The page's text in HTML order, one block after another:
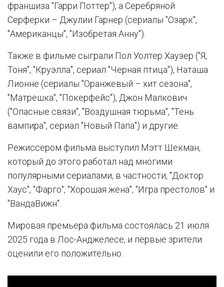
франшиза "Гарри Поттер"), а Серебряной
Серферки – Джулии Гарнер (сериалы "Озарк",
"Американцы", "Изобретая Анну").
Также в фильме сыграли Пол Уолтер Хаузер ("Я,
Тоня", "Круэлла", сериал "Черная птица"), Наташа
Лионне (сериалы "Оранжевый – хит сезона",
"Матрешка", "Покерфейс"), Джон Малкович
("Опасные связи", "Воздушная тюрьма", "Тень
вампира", сериал "Новый Папа") и другие.
Режиссером фильма выступил Мэтт Шекман,
который до этого работал над многими
популярными сериалами, в частности, "Доктор
Хаус", "Фарго", "Хорошая жена", "Игра престолов" и
"ВандаВижн".
Мировая премьера фильма состоялась 21 июля
2025 года в Лос-Анджелесе, и первые зрители
оценили его положительно.